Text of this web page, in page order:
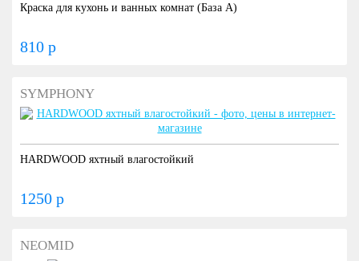
Краска для кухонь и ванных комнат (База А)
810 р
SYMPHONY
HARDWOOD яхтный влагостойкий
1250 р
NEOMID